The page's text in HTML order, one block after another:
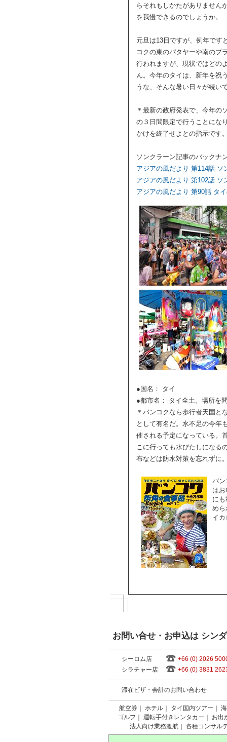
らそれもしかたがありません
を我慢できるのでしょうか。
元旦は13日ですが、例年です
コクの東のパタヤーや南のプ
行われますが、現状ではどの
ん。今年のタイは、新年を祝
うな、そんな暑い日々が続い
＊最新の政府発表で、今年の
の３日間限定で行うことにな
かけを終了せよとの指示です
ソンクラーン記事のバックナ
アジアの風だより 第114話 ソ
アジアの風だより 第102話 ソ
アジアの風だより 第90話 タ
●国名： タイ
●都市名： タイ全土。場所を
＊バンコクなら歩行者天国と
として有名だ。水不足の今年
催される予定になっている。
こに行っても水びたしになる
布などは防水対策を忘れずに
バン
は
に
めら
イ
お問い合せ・お申込は シン
シーロム店
+66 (0) 2026
シラチャー店
+66 (0) 3831
滞在ビザ・会計のお問い合わせ
航空券 ホテル タイ国内ツアー
ゴルフ
運転手付きレンタカー
お出
法人向け業務渡航
各種コンサル